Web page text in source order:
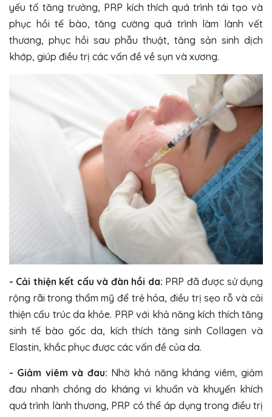
yếu tố tăng trưởng, PRP kích thích quá trình tái tạo và
phục hồi tế bào, tăng cường quá trình làm lành vết
thương, phục hồi sau phẫu thuật, tăng sản sinh dịch
khớp, giúp điều trị các vấn đề về sụn và xương.
- Cải thiện kết cấu và đàn hồi da: PRP đã được sử dụng
rộng rãi trong thẩm mỹ để trẻ hóa, điều trị sẹo rỗ và cải
thiện cấu trúc da khỏe. PRP với khả năng kích thích tăng
sinh tế bào gốc da, kích thích tăng sinh Collagen và
Elastin, khắc phục được các vấn đề của da.
- Giảm viêm và đau: Nhờ khả năng kháng viêm, giảm
đau nhanh chóng do kháng vi khuẩn và khuyến khích
quá trình lành thương, PRP có thể áp dụng trong điều trị